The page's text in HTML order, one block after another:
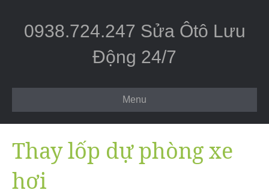
0938.724.247 Sửa Ôtô Lưu
Động 24/7
Menu
Thay lốp dự phòng xe
hơi